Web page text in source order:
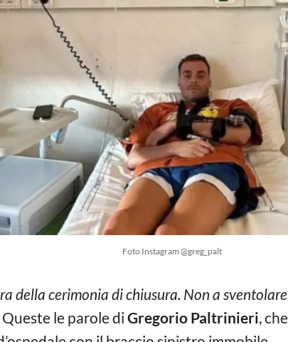
Foto Instagram @greg_palt
della cerimonia di chiusura. Non a
Queste le parole diGregorio Paltrinieri,